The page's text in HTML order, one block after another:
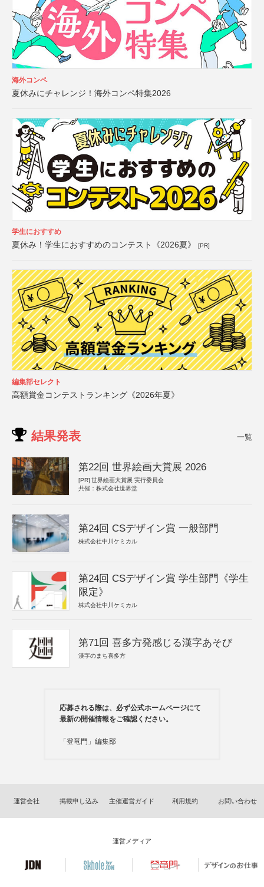
海外コンペ
夏休みにチャレンジ！海外コンペ特集2026
学生におすすめ
夏休み！学生におすすめのコンテスト《2026夏》 [PR]
編集部セレクト
高額賞金コンテストランキング《2026年夏》
結果発表 一覧
第22回 世界絵画大賞展 2026
[PR] 世界絵画大賞展 実行委員会
共催：株式会社世界堂
第24回 CSデザイン賞 一般部門
株式会社中川ケミカル
第24回 CSデザイン賞 学生部門《学生
限定》
株式会社中川ケミカル
第71回 喜多方発感じる漢字あそび
漢字のまち喜多方
応募される際は、必ず公式ホームページにて
最新の開催情報をご確認ください。
「登竜門」編集部
運営会社 掲載申し込み 主催運営ガイド 利用規約 お問い合わせ
運営メディア